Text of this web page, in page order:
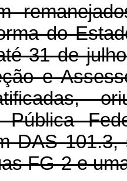
do
31 de
e
Pública
DAS
FG-2 e